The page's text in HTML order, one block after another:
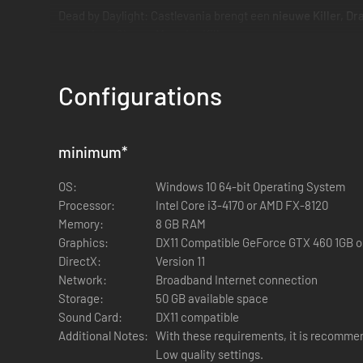
En aldus verschijnt de belichaming van de nacht,
Dracula kan drie verschillende vormen aannemen:
Vampiervorm : In de standaardvorm van Dracula kun je
Wolfvorm
: De wolfvorm specialiseert zich in het
Krassen en bloedplassen zijn beter te zien en rennende
Vleermuisvorm
: De vleermuisvorm is een waardevol
Radius en geeft Dracula de mogelijkheid om gehuld in het
Configurations
minimum*
OS:
Windows 10 64-bit Operating System
Processor:
Intel Core i3-4170 or AMD FX-8120
Memory:
8 GB RAM
Graphics:
DX11 Compatible GeForce GTX 460 1GB
DirectX:
Version 11
Network:
Broadband Internet connection
Storage:
50 GB available space
Sound Card:
DX11 compatible
Additional Notes: With these requirements, it is
Low quality settings.